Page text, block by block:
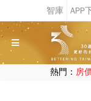
熱門： 房